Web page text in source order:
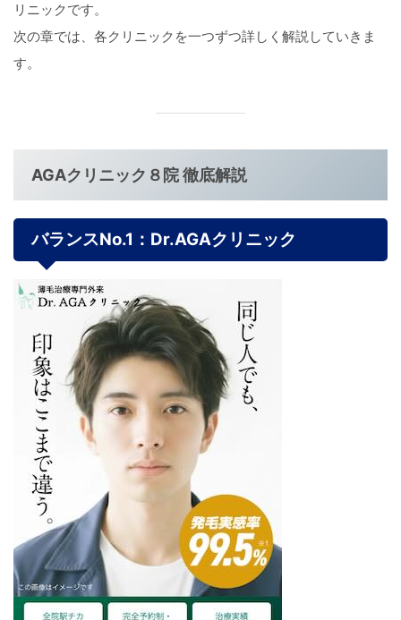
リニックです。
次の章では、各クリニックを一つずつ詳しく解説していきま
す。
AGAクリニック８院 徹底解説
バランスNo.1：Dr.AGAクリニック